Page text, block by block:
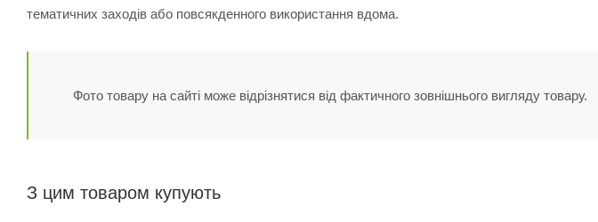
тематичних заходів або повсякденного використання вдома.
Фото товару на сайті може відрізнятися від фактичного зовнішнього вигляду товару.
З цим товаром купують